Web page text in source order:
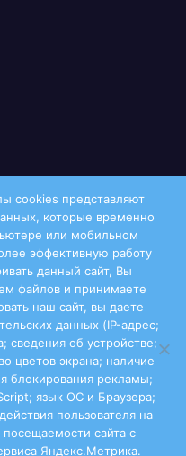
|Тема:Newsup, автор
сookies представляют
которые временно
или мобильном
эффективную работу
данный сайт, Вы
файлов и принимаете
наш сайт, вы даете
данных (IP-адрес;
сведения об устройстве;
цветов экрана; наличие
блокирования рекламы;
язык ОС и Браузера;
пользователя на
сайта с
Яндекс.Метрика.